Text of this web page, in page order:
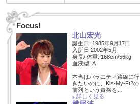
Focus!
北山宏光
誕生日: 1985年9月17日
入所日:2002年5月
身長/ 体重: 168cm/56kg
血液型: A
本当はバラエティ路線に行
きたいのに、Kis-My-Ft2の
前列という責務を…
詳しく見る